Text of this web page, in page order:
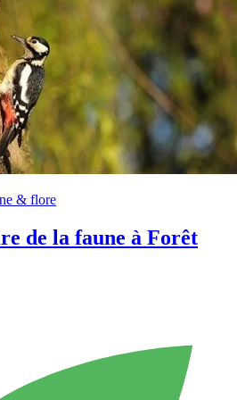
& flore
de la faune à Forêt